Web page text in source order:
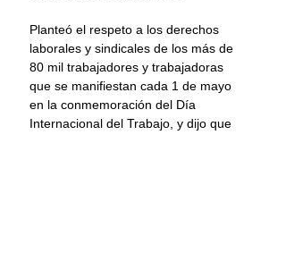
Planteó el respeto a los derechos
laborales y sindicales de los más de
80 mil trabajadores y trabajadoras
que se manifiestan cada 1 de mayo
en la conmemoración del Día
Internacional del Trabajo, y dijo que